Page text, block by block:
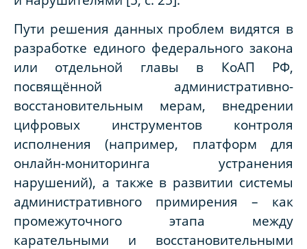
Пути решения данных проблем видятся в
разработке единого федерального закона
или отдельной главы в КоАП РФ,
посвящённой административно-
восстановительным мерам, внедрении
цифровых инструментов контроля
исполнения (например, платформ для
онлайн-мониторинга устранения
нарушений), а также в развитии системы
административного примирения – как
промежуточного этапа между
карательными и восстановительными